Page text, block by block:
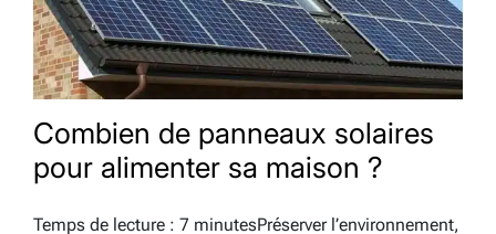
Combien de panneaux solaires
pour alimenter sa maison ?
Temps de lecture : 7 minutesPréserver l’environnement,